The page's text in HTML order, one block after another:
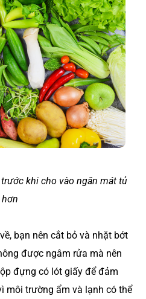
khi cho vào ngăn mát tủ
bạn nên cắt bỏ và nhặt bớt
được ngâm rửa mà nên
đựng có lót giấy để đảm
môi trường ẩm và lạnh có thể